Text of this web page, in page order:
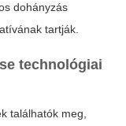
dohányzás
tartják.
technológiai
találhatók meg,